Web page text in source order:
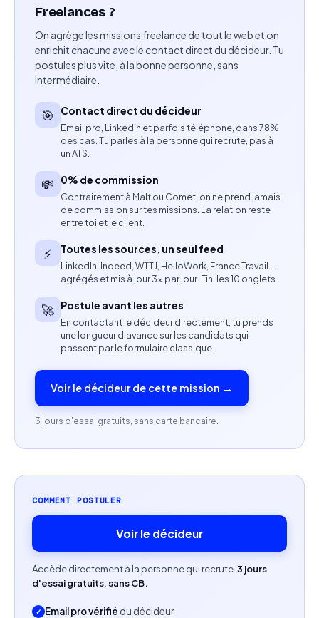
Optimiser le référencement naturel (SEO).
Assurer la compatibilité avec les outils d'analyse
tels que Google Analytics et Adobe Analytics.
Garantir la performance du site ainsi que sa
conformité aux standards d'accessibilité et
d'usabilité.
Résoudre les problématiques liées aux
prestataires de paiement.
Compétences attendues
Maîtrise de Shopify et capacité à intervenir en
développement si nécessaire.
Connaissance des systèmes de gestion de
contenu tels que WordPress ou Drupal.
Maîtrise des outils de wireframing et de
prototypage comme Figma ou Adobe XD.
Bonne compréhension des enjeux SEO et UX.
Autonomie, rigueur et capacité à gérer plusieurs
Expérience confirmée en web design et
développement.
Expérience sur des missions de refonte de sites e-
Freelances ?
On agrège les missions freelance de tout le web et on
enrichit chacune avec le contact direct du décideur. Tu
postules plus vite, à la bonne personne, sans
intermédiaire.
🎯 Contact direct du décideur
Email pro, LinkedIn et parfois téléphone, dans 78%
des cas. Tu parles à la personne qui recrute, pas à
un ATS.
💸 0% de commission
Contrairement à Malt ou Comet, on ne prend jamais
de commission sur tes missions. La relation reste
entre toi et le client.
⚡ Toutes les sources, un seul feed
LinkedIn, Indeed, WTTJ, HelloWork, France Travail…
agrégés et mis à jour 3× par jour. Fini les 10 onglets.
🚀 Postule avant les autres
En contactant le décideur directement, tu prends
une longueur d'avance sur les candidats qui
passent par le formulaire classique.
Voir le décideur de cette mission →
3 jours d'essai gratuits, sans carte bancaire.
COMMENT POSTULER
Voir le décideur
Accède directement à la personne qui recrute. 3 jours
d'essai gratuits, sans CB.
Email pro vérifié du décideur